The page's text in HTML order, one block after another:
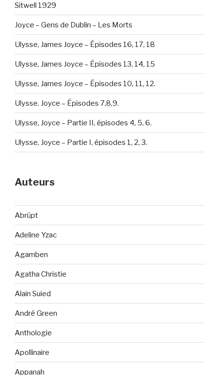
Sitwell 1929
Joyce – Gens de Dublin – Les Morts
Ulysse, James Joyce – Épisodes 16, 17, 18
Ulysse, James Joyce – Épisodes 13, 14, 15
Ulysse, James Joyce – Épisodes 10, 11, 12.
Ulysse. Joyce – Épisodes 7,8,9.
Ulysse, Joyce – Partie II, épisodes 4, 5, 6.
Ulysse, Joyce – Partie I, épisodes 1, 2, 3.
Auteurs
Abrüpt
Adeline Yzac
Agamben
Agatha Christie
Alain Suied
André Green
Anthologie
Apollinaire
Appanah